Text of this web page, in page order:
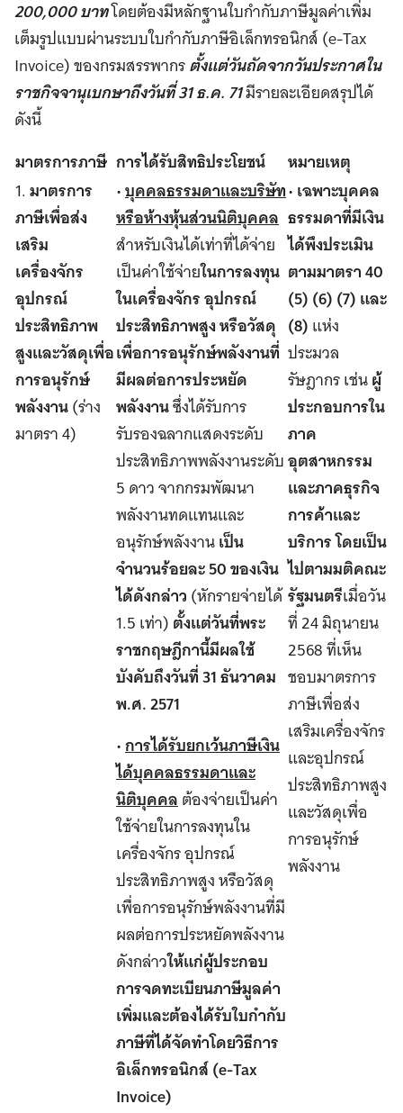
200,000 บาทโดยต้องมีหลักฐานใบกำกับภาษีมูลค่าเพิ่ม
เต็มรูปแบบผ่านระบบใบกำกับภาษีอิเล็กทรอนิกส์ (e-Tax
Invoice) ของกรมสรรพากรตั้งแต่วันถัดจากวันประกาศใน
ราชกิจจานุเบกษาถึงวันที่ 31 ธ.ค. 71มีรายละเอียดสรุปได้
ดังนี้
มาตรการภาษี การได้รับสิทธิประโยชน์ หมายเหตุ
1.มาตรการ
ภาษีเพื่อส่ง
เสริม
เครื่องจักร
อุปกรณ์
ประสิทธิภาพ
สูงและวัสดุเพื่อ
การอนุรักษ์
พลังงาน(ร่าง
มาตรา 4)
•บุคคลธรรมดาและบริษัท
หรือห้างหุ้นส่วนนิติบุคคล
สำหรับเงินได้เท่าที่ได้จ่าย
เป็นค่าใช้จ่ายในการลงทุน
ในเครื่องจักร อุปกรณ์
ประสิทธิภาพสูง หรือวัสดุ
เพื่อการอนุรักษ์พลังงานที่
มีผลต่อการประหยัด
พลังงานซึ่งได้รับการ
รับรองฉลากแสดงระดับ
ประสิทธิภาพพลังงานระดับ
5 ดาว จากกรมพัฒนา
พลังงานทดแทนและ
อนุรักษ์พลังงานเป็น
จำนวนร้อยละ 50 ของเงิน
ได้ดังกล่าว(หักรายจ่ายได้
1.5 เท่า)ตั้งแต่วันที่พระ
ราชกฤษฎีกานี้มีผลใช้
บังคับถึงวันที่ 31 ธันวาคม
พ.ศ. 2571
•การได้รับยกเว้นภาษีเงิน
ได้บุคคลธรรมดาและ
นิติบุคคลต้องจ่ายเป็นค่า
ใช้จ่ายในการลงทุนใน
เครื่องจักร อุปกรณ์
ประสิทธิภาพสูง หรือวัสดุ
เพื่อการอนุรักษ์พลังงานที่มี
ผลต่อการประหยัดพลังงาน
ดังกล่าวให้แก่ผู้ประกอบ
การจดทะเบียนภาษีมูลค่า
เพิ่มและต้องได้รับใบกำกับ
ภาษีที่ได้จัดทำโดยวิธีการ
อิเล็กทรอนิกส์ (e-Tax
Invoice)
•เฉพาะบุคคล
ธรรมดาที่มีเงิน
ได้พึงประเมิน
ตามมาตรา 40
(5) (6) (7) และ
(8)แห่ง
ประมวล
รัษฎากร เช่นผู้
ประกอบการใน
ภาค
อุตสาหกรรม
และภาคธุรกิจ
การค้าและ
บริการ โดยเป็น
ไปตามมติคณะ
รัฐมนตรีเมื่อวัน
ที่ 24 มิถุนายน
2568 ที่เห็น
ชอบมาตรการ
ภาษีเพื่อส่ง
เสริมเครื่องจักร
และอุปกรณ์
ประสิทธิภาพสูง
และวัสดุเพื่อ
การอนุรักษ์
พลังงาน